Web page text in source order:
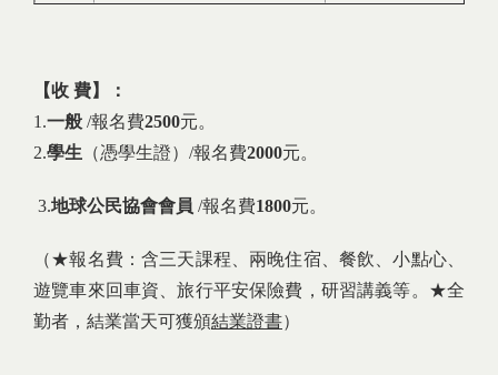
【收 費】：
1.一般 /報名費2500元。
2.學生 （憑學生證）/報名費2000元。
3.地球公民協會會員 /報名費1800元。
（★報名費：含三天課程、兩晚住宿、餐飲、小點心、
遊覽車來回車資、旅行平安保險費，研習講義等。★全
勤者，結業當天可獲頒結業證書）